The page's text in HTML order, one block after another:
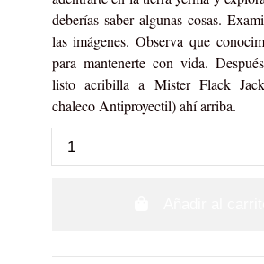
deberías saber algunas cosas.
las imágenes. Observa que
para mantenerte con vida.
listo acribilla a Mister Flack
chaleco Antiproyectil) ahí arriba.